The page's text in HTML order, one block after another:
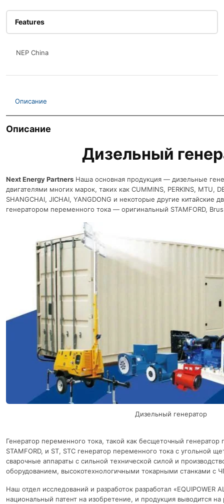
Features
NEP China
Описание
Описание
Дизельный
Next Energy Partners Наша основная продукция — дизельные
двигателями многих марок, таких как CUMMINS, PERKINS, MTU,
SHANGCHAI, JICHAI, YANGDONG и некоторые другие китайские
генератором переменного тока — оригинальный STAMFORD,
Дизельный генератор
Генератор переменного тока, такой как бесщеточный
STAMFORD, и ST, STC генератор переменного тока с угольной
сварочные аппараты с сильной технической силой и
оборудованием, высокотехнологичными токарными станками с
Наш отдел исследований и разработок разработал «EQUIPOWER
национальный патент на изобретение, и продукция выводится